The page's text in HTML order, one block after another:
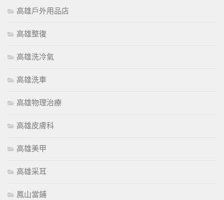
高雄戶外用品店
高雄整復
高雄洗冷氣
高雄洗車
高雄物理治療
高雄皮膚科
高雄美甲
高雄采耳
鳳山當鋪